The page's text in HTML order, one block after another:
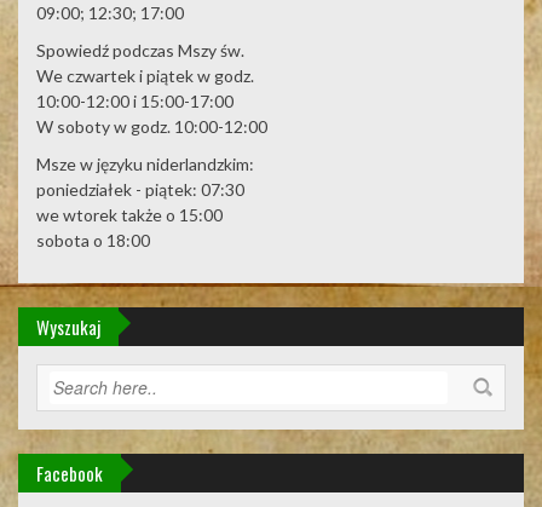
09:00; 12:30; 17:00
Spowiedź podczas Mszy św.
We czwartek i piątek w godz.
10:00-12:00 i 15:00-17:00
W soboty w godz. 10:00-12:00
Msze w języku niderlandzkim:
poniedziałek - piątek: 07:30
we wtorek także o 15:00
sobota o 18:00
Wyszukaj
Facebook